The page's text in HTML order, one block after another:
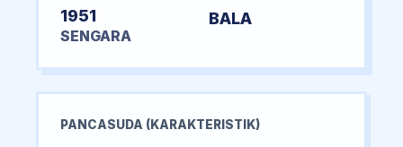
1951
SENGARA
BALA
PANCASUDA (KARAKTERISTIK)